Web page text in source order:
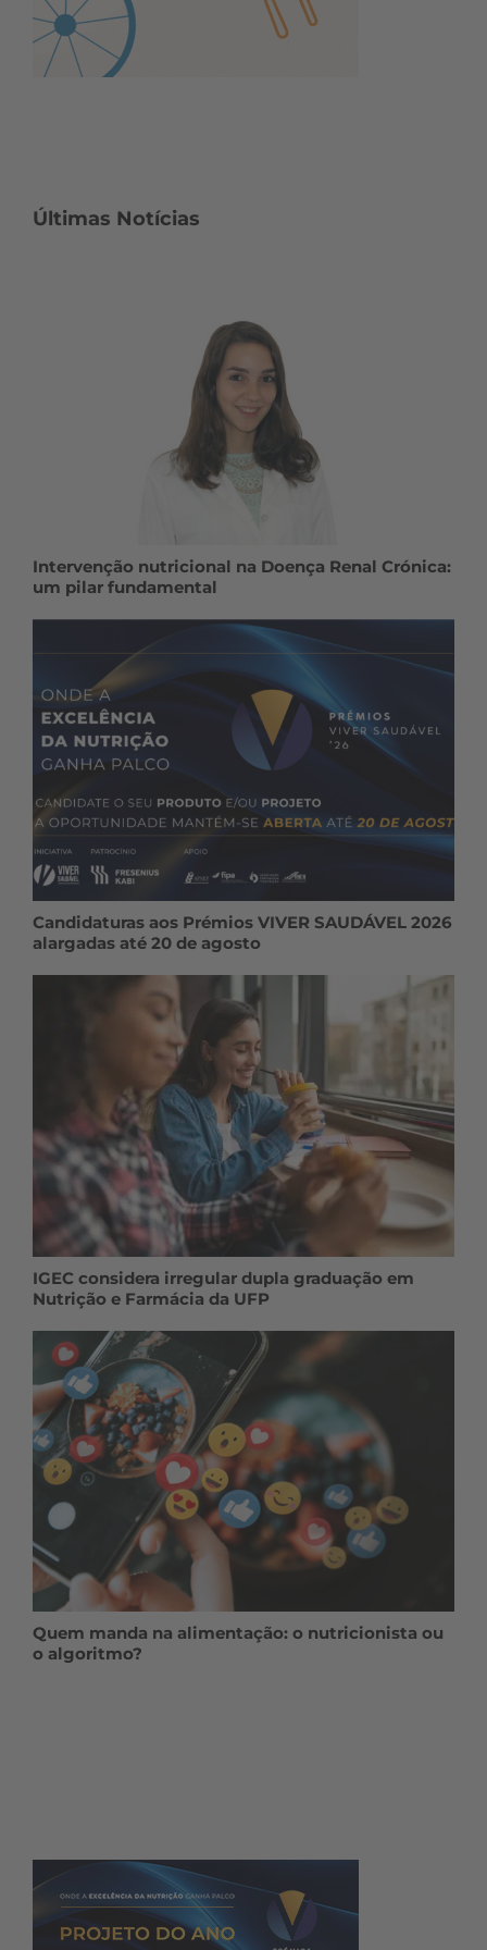
Últimas Notícias
Intervenção nutricional na Doença Renal Crónica:
um pilar fundamental
Candidaturas aos Prémios VIVER SAUDÁVEL 2026
alargadas até 20 de agosto
IGEC considera irregular dupla graduação em
Nutrição e Farmácia da UFP
Quem manda na alimentação: o nutricionista ou
o algoritmo?